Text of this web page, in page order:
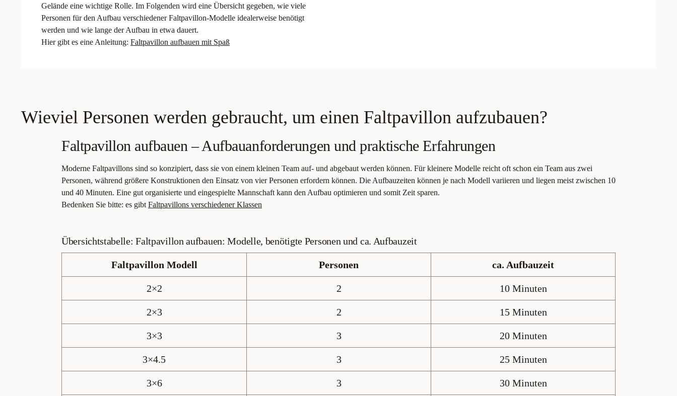
Gelände eine wichtige Rolle. Im Folgenden wird eine Übersicht gegeben, wie viele
Personen für den Aufbau verschiedener Faltpavillon-Modelle idealerweise benötigt
werden und wie lange der Aufbau in etwa dauert.
Hier gibt es eine Anleitung: Faltpavillon aufbauen mit Spaß
Wieviel Personen werden gebraucht, um einen Faltpavillon aufzubauen?
Faltpavillon aufbauen – Aufbauanforderungen und praktische Erfahrungen
Moderne Faltpavillons sind so konzipiert, dass sie von einem kleinen Team auf- und abgebaut werden können. Für kleinere Modelle reicht oft schon ein Team aus zwei
Personen, während größere Konstruktionen den Einsatz von vier Personen erfordern können. Die Aufbauzeiten können je nach Modell variieren und liegen meist zwischen 10
und 40 Minuten. Eine gut organisierte und eingespielte Mannschaft kann den Aufbau optimieren und somit Zeit sparen.
Bedenken Sie bitte: es gibt Faltpavillons verschiedener Klassen
Übersichtstabelle: Faltpavillon aufbauen: Modelle, benötigte Personen und ca. Aufbauzeit
Faltpavillon Modell Personen ca. Aufbauzeit
2×2 2 10 Minuten
2×3 2 15 Minuten
3×3 3 20 Minuten
3×4.5 3 25 Minuten
3×6 3 30 Minuten